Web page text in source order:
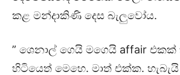
කළ මන්දාකිණි දෙස බැලුවෝය.
” ශෙනාල් ගෙයි මගෙයි affair
හිටියෙත් මෙහෙ. මාත් එක්ක. හැබැයි